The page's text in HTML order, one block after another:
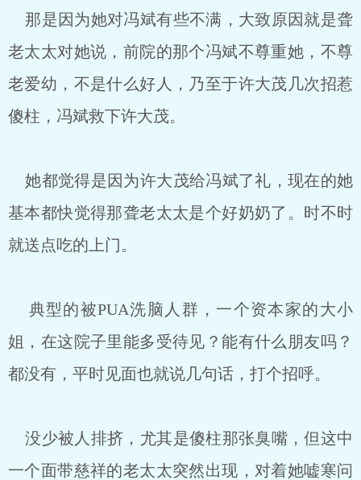
那是因为她对冯斌有些不满，大致原因就是聋
老太太对她说，前院的那个冯斌不尊重她，不尊
老爱幼，不是什么好人，乃至于许大茂几次招惹
傻柱，冯斌救下许大茂。
她都觉得是因为许大茂给冯斌了礼，现在的她
基本都快觉得那聋老太太是个好奶奶了。时不时
就送点吃的上门。
典型的被PUA洗脑人群，一个资本家的大小
姐，在这院子里能多受待见？能有什么朋友吗？
都没有，平时见面也就说几句话，打个招呼。
没少被人排挤，尤其是傻柱那张臭嘴，但这中
一个面带慈祥的老太太突然出现，对着她嘘寒问